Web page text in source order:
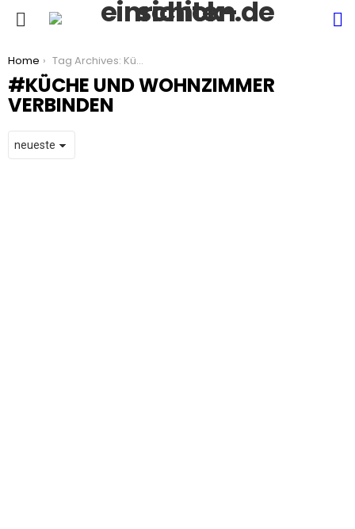
You are here:
Home Tag Archives: Küche und Wohnzimmer verbinden
KÜCHE UND WOHNZIMMER
VERBINDEN